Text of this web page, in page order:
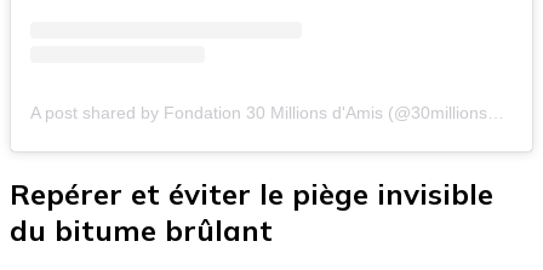
Repérer et éviter le piège invisible
du bitume brûlant